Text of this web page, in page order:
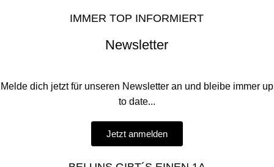
IMMER TOP INFORMIERT
Newsletter
Melde dich jetzt für unseren Newsletter an und bleibe immer up
to date...
Jetzt anmelden